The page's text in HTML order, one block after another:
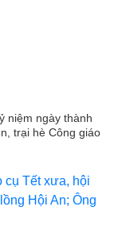
niệm ngày thành
trại hè Công giáo